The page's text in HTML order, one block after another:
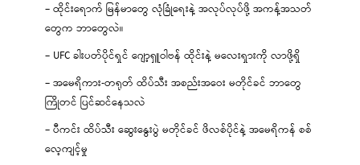
– ထိုင်းရောက် မြန်မာတွေ လုံခြုံရေးနဲ့ အလုပ်လုပ်ဖို့ အကန့်အသတ်
တွေက ဘာတွေလဲ။
– UFC ခါးပတ်ပိုင်ရှင် ဂျော့ရှူဝါဗန် ထိုင်းနဲ့ မလေးရှားကို လာဖို့ရှိ
– အမေရိကား-တရုတ် ထိပ်သီး အစည်းအဝေး မတိုင်ခင် ဘာတွေ
ကြိုတင် ပြင်ဆင်နေသလဲ
– ပီကင်း ထိပ်သီး ဆွေးနွေးပွဲ မတိုင်ခင် ဖိလစ်ပိုင်နဲ့ အမေရိကန် စစ်
လေ့ကျင့်မှု